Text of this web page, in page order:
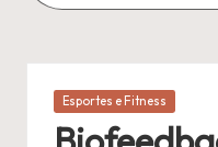
Posted
Esportes e Fitness